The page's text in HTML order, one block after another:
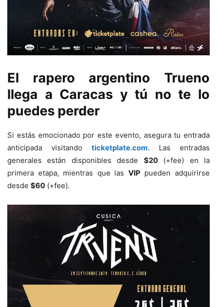
El rapero argentino Trueno
llega a Caracas y tú no te lo
puedes perder
Si estás emocionado por este evento, asegura tu entrada
anticipada visitando ticketplate.com. Las entradas
generales están disponibles desde $20(+fee) en la
primera etapa, mientras que las VIP pueden adquirirse
desde $60 (+fee).